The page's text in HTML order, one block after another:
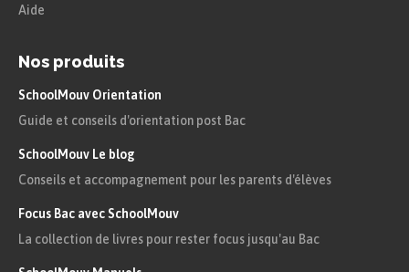
Aide
Nos produits
SchoolMouv Orientation
Guide et conseils d'orientation post Bac
SchoolMouv Le blog
Conseils et accompagnement pour les parents d'élèves
Focus Bac avec SchoolMouv
La collection de livres pour rester focus jusqu'au Bac